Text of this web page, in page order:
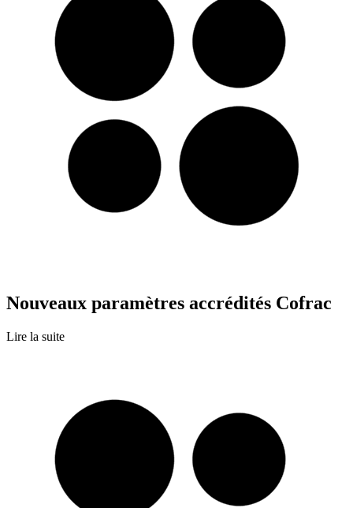
Nouveaux paramètres accrédités Cofrac
Lire la suite